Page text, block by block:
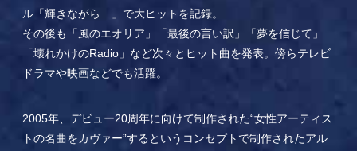
ル「輝きながら…」で大ヒットを記録。
その後も「風のエオリア」「最後の言い訳」「夢を信じて」
「壊れかけのRadio」など次々とヒット曲を発表。傍らテレビ
ドラマや映画などでも活躍。
2005年、デビュー20周年に向けて制作された“女性アーティス
トの名曲をカヴァー”するというコンセプトで制作されたアル